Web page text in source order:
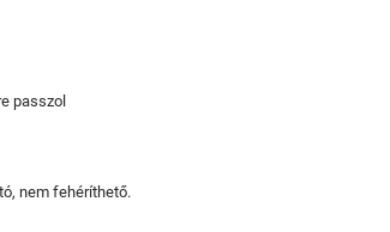
passzol
nem fehéríthető.